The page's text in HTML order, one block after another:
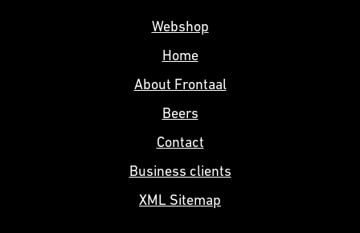
Webshop
Home
About Frontaal
Beers
Contact
Business clients
XML Sitemap